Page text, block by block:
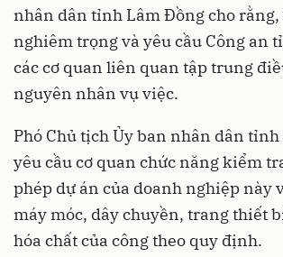
nhân dân tỉnh Lâm Đồng cho rằng,
nghiêm trọng và yêu cầu Công an
các cơ quan liên quan tập trung
nguyên nhân vụ việc.
Phó Chủ tịch Ủy ban nhân dân
yêu cầu cơ quan chức năng kiểm
phép dự án của doanh nghiệp này
máy móc, dây chuyền, trang thiết
hóa chất của công theo quy định.